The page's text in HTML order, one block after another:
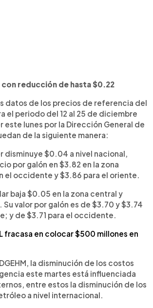
reducción de hasta $0.22
datos de los precios de referencia del
el periodo del 12 al 25 de diciembre
este lunes por la Dirección General de
de la siguiente manera:
disminuye $0.04 a nivel nacional,
por galón en $3.82 en la zona
el occidente y $3.86 para el oriente.
baja $0.05 en la zona central y
valor por galón es de $3.70 y $3.74
y de $3.71 para el occidente.
fracasa en colocar $500 millones en
la disminución de los costos
este martes está influenciada
entre estos la disminución de los
a nivel internacional.